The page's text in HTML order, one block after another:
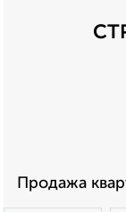
Продажа